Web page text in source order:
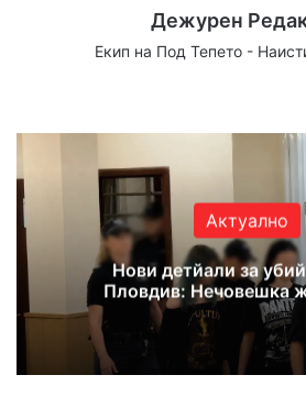
Дежурен
Екип на Под Тепето -
Актуално
Нови детйали за
Пловдив: Нечовешка